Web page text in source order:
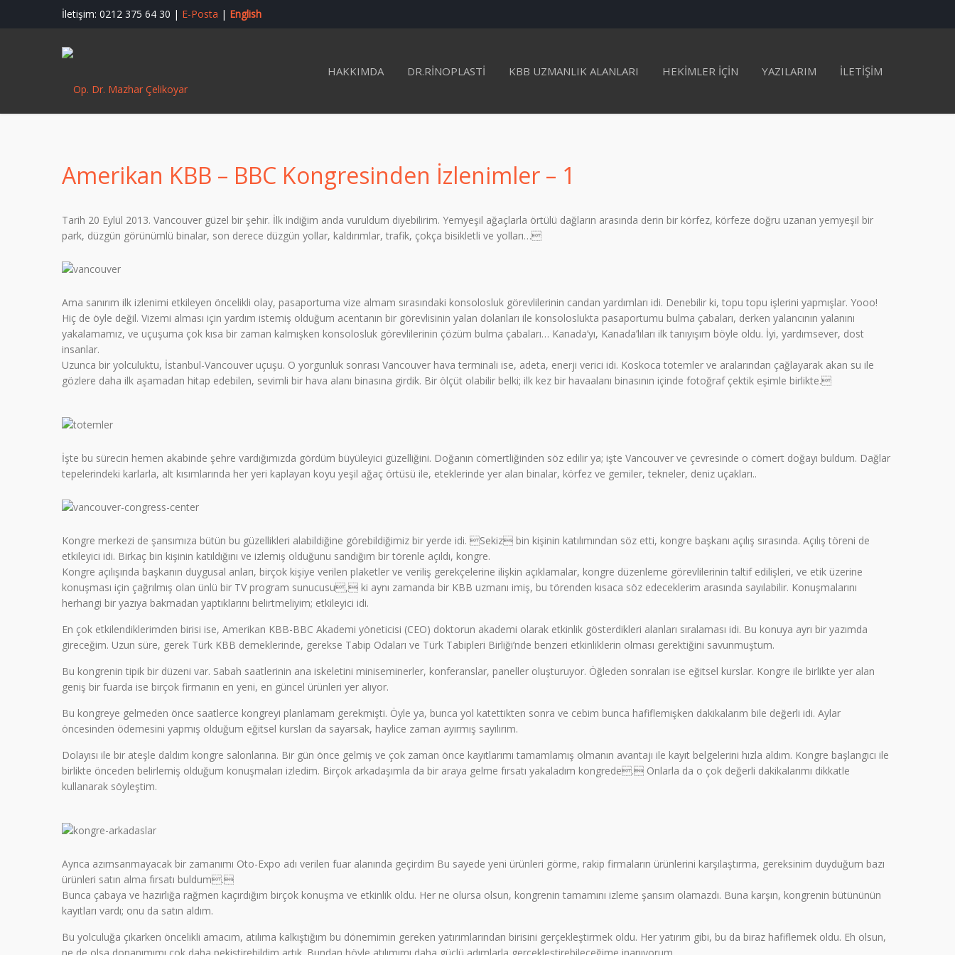
İletişim: 0212 375 64 30 | E-Posta | English
HAKKIMDA DR.RINOPLASTI KBB UZMANLIK ALANLARI HEKİMLER İÇİN YAZILARIM İLETİŞİM
Amerikan KBB – BBC Kongresinden İzlenimler – 1
Tarih 20 Eylül 2013. Vancouver güzel bir şehir. İlk indiğim anda vuruldum diyebilirim. Yemyeşil ağaçlarla örtülü dağların arasında derin bir körfez, körfeze doğru uzanan yemyeşil bir
park, düzgün görünümlü binalar, son derece düzgün yollar, kaldırımlar, trafik, çokça bisikletli ve yolları…
Ama sanırım ilk izlenimi etkileyen öncelikli olay, pasaportuma vize almam sırasındaki konsolosluk görevlilerinin candan yardımları idi. Denebilir ki, topu topu işlerini yapmışlar. Yooo!
Hiç de öyle değil. Vizemi alması için yardım istemiş olduğum acentanın bir görevlisinin yalan dolanları ile konsoloslukta pasaportumu bulma çabaları, derken yalancının yalanını
yakalamamız, ve uçuşuma çok kısa bir zaman kalmışken konsolosluk görevlilerinin çözüm bulma çabaları… Kanada’yı, Kanada’lıları ilk tanıyışım böyle oldu. İyi, yardımsever, dost
insanlar.
Uzunca bir yolculuktu, İstanbul-Vancouver uçuşu. O yorgunluk sonrası Vancouver hava terminali ise, adeta, enerji verici idi. Koskoca totemler ve aralarından çağlayarak akan su ile
gözlere daha ilk aşamadan hitap edebilen, sevimli bir hava alanı binasına girdik. Bir ölçüt olabilir belki; ilk kez bir havaalanı binasının içinde fotoğraf çektik eşimle birlikte.
İşte bu sürecin hemen akabinde şehre vardığımızda gördüm büyüleyici güzelliğini. Doğanın cömertliğinden söz edilir ya; işte Vancouver ve çevresinde o cömert doğayı buldum. Dağlar
tepelerindeki karlarla, alt kısımlarında her yeri kaplayan koyu yeşil ağaç örtüsü ile, eteklerinde yer alan binalar, körfez ve gemiler, tekneler, deniz uçakları..
Kongre merkezi de şansımıza bütün bu güzellikleri alabildiğine görebildiğimiz bir yerde idi. Sekiz bin kişinin katılımından söz etti, kongre başkanı açılış sırasında. Açılış töreni de
etkileyici idi. Birkaç bin kişinin katıldığını ve izlemiş olduğunu sandığım bir törenle açıldı, kongre.
Kongre açılışında başkanın duygusal anları, birçok kişiye verilen plaketler ve veriliş gerekçelerine ilişkin açıklamalar, kongre düzenleme görevlilerinin taltif edilişleri, ve etik üzerine
konuşması için çağrılmış olan ünlü bir TV program sunucusu, ki aynı zamanda bir KBB uzmanı imiş, bu törenden kısaca söz edeceklerim arasında sayılabilir. Konuşmalarını
herhangi bir yazıya bakmadan yaptıklarını belirtmeliyim; etkileyici idi.
En çok etkilendiklerimden birisi ise, Amerikan KBB-BBC Akademi yöneticisi (CEO) doktorun akademi olarak etkinlik gösterdikleri alanları sıralaması idi. Bu konuya ayrı bir yazımda
gireceğim. Uzun süre, gerek Türk KBB derneklerinde, gerekse Tabip Odaları ve Türk Tabipleri Birliği’nde benzeri etkinliklerin olması gerektiğini savunmuştum.
Bu kongrenin tipik bir düzeni var. Sabah saatlerinin ana iskeletini miniseminerler, konferanslar, paneller oluşturuyor. Öğleden sonraları ise eğitsel kurslar. Kongre ile birlikte yer alan
geniş bir fuarda ise birçok firmanın en yeni, en güncel ürünleri yer alıyor.
Bu kongreye gelmeden önce saatlerce kongreyi planlamam gerekmişti. Öyle ya, bunca yol katettikten sonra ve cebim bunca hafiflemişken dakikalarım bile değerli idi. Aylar
öncesinden ödemesini yapmış olduğum eğitsel kursları da sayarsak, haylice zaman ayırmış sayılırım.
Dolayısı ile bir ateşle daldım kongre salonlarına. Bir gün önce gelmiş ve çok zaman önce kayıtlarımı tamamlamış olmanın avantajı ile kayıt belgelerini hızla aldım. Kongre başlangıcı ile
birlikte önceden belirlemiş olduğum konuşmaları izledim. Birçok arkadaşımla da bir araya gelme fırsatı yakaladım kongrede. Onlarla da o çok değerli dakikalarımı dikkatle
kullanarak söyleştim.
Ayrıca azımsanmayacak bir zamanımı Oto-Expo adı verilen fuar alanında geçirdim Bu sayede yeni ürünleri görme, rakip firmaların ürünlerini karşılaştırma, gereksinim duyduğum bazı
ürünleri satın alma fırsatı buldum.
Bunca çabaya ve hazırlığa rağmen kaçırdığım birçok konuşma ve etkinlik oldu. Her ne olursa olsun, kongrenin tamamını izleme şansım olamazdı. Buna karşın, kongrenin bütününün
kayıtları vardı; onu da satın aldım.
Bu yolculuğa çıkarken öncelikli amacım, atılıma kalkıştığım bu dönemimin gereken yatırımlarından birisini gerçekleştirmek oldu. Her yatırım gibi, bu da biraz hafiflemek oldu. Eh olsun,